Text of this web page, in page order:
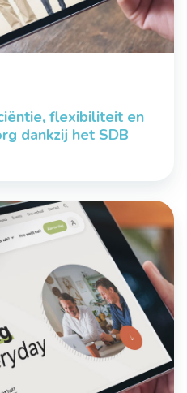
flexibiliteit en
dankzij het SDB